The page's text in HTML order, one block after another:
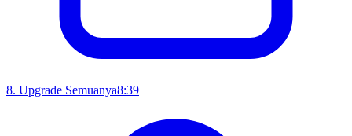
8. Upgrade Semuanya8:39